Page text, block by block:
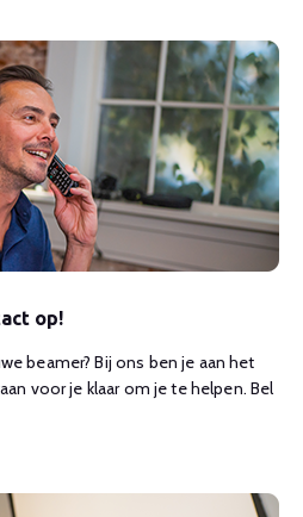
op!
beamer? Bij ons ben je aan het
voor je klaar om je te helpen. Bel